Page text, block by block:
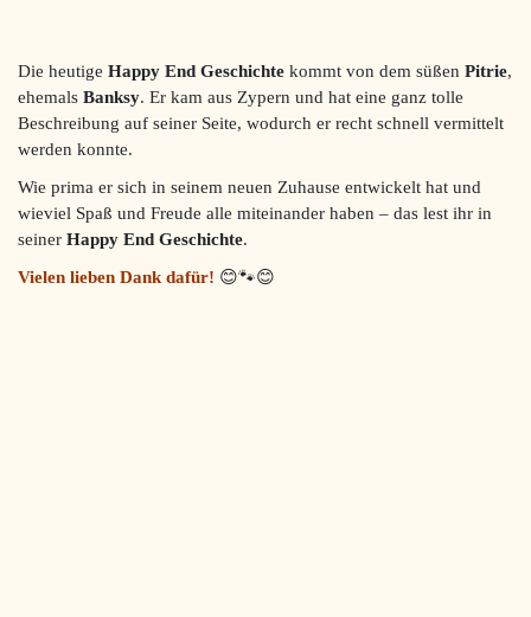
Die heutige Happy End Geschichte kommt von dem süßen Pitrie,
ehemals Banksy. Er kam aus Zypern und hat eine ganz tolle
Beschreibung auf seiner Seite, wodurch er recht schnell vermittelt
werden konnte.
Wie prima er sich in seinem neuen Zuhause entwickelt hat und
wieviel Spaß und Freude alle miteinander haben – das lest ihr in
seiner Happy End Geschichte.
Vielen lieben Dank dafür! 😊🐾😊